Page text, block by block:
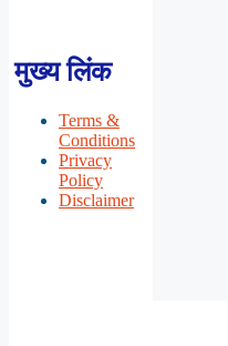
मुख्य लिंक
Terms &
Conditions
Privacy
Policy
Disclaimer